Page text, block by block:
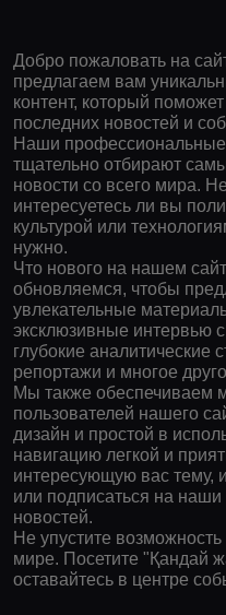
Добро пожаловать на
предлагаем вам
контент, который
последних новостей и
Наши
тщательно отбирают
новости со всего мира.
интересуетесь ли вы
культурой или
нужно.
Что нового на нашем
обновляемся, чтобы
увлекательные
эксклюзивные интервью
глубокие аналитические
репортажи и многое
Мы также обеспечиваем
пользователей нашего
дизайн и простой в
навигацию легкой и
интересующую вас тему,
или подписаться на
новостей.
Не упустите
мире. Посетите "Қандай
оставайтесь в центре